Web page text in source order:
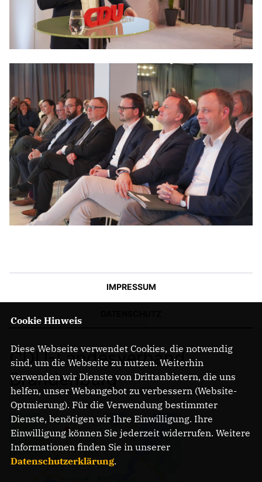
IMPRESSUM
CDU-Landesverband
Brandenburg
Cookie Hinweis
Diese Webseite verwendet Cookies, die notwendig
sind, um die Webseite zu nutzen. Weiterhin
verwenden wir Dienste von Drittanbietern, die uns
helfen, unser Webangebot zu verbessern (Website-
Optmierung). Für die Verwendung bestimmter
Dienste, benötigen wir Ihre Einwilligung. Ihre
Einwilligung können Sie jederzeit widerrufen. Weitere
Informationen finden Sie in unserer
Datenschutzerklärung.